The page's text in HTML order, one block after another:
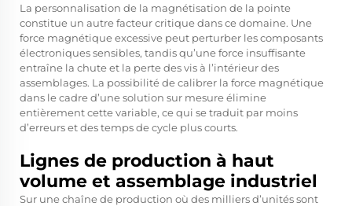
La personnalisation de la magnétisation de la pointe
constitue un autre facteur critique dans ce domaine. Une
force magnétique excessive peut perturber les composants
électroniques sensibles, tandis qu’une force insuffisante
entraîne la chute et la perte des vis à l’intérieur des
assemblages. La possibilité de calibrer la force magnétique
dans le cadre d’une solution sur mesure élimine
entièrement cette variable, ce qui se traduit par moins
d’erreurs et des temps de cycle plus courts.
Lignes de production à haut
volume et assemblage industriel
Sur une chaîne de production où des milliers d’unités sont